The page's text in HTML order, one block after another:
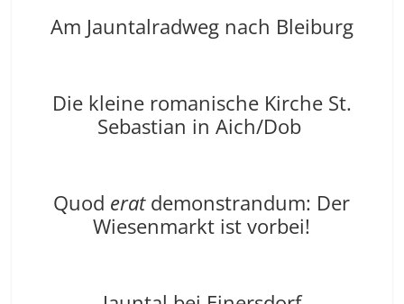
Am Jauntalradweg nach Bleiburg
Die kleine romanische Kirche St.
Sebastian in Aich/Dob
Quod eratdemonstrandum: Der
Wiesenmarkt ist vorbei!